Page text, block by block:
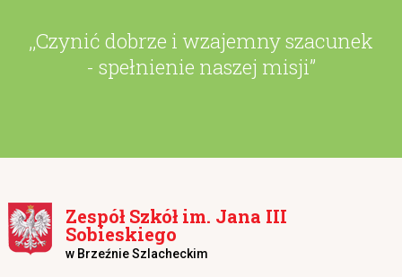
,,Czynić dobrze i wzajemny szacunek
- spełnienie naszej misji”
Zespół Szkół im. Jana III
Sobieskiego
w Brzeźnie Szlacheckim